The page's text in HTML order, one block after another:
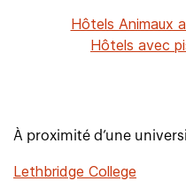
Hôtels Animaux
Hôtels avec
À proximité d’une
Lethbridge College